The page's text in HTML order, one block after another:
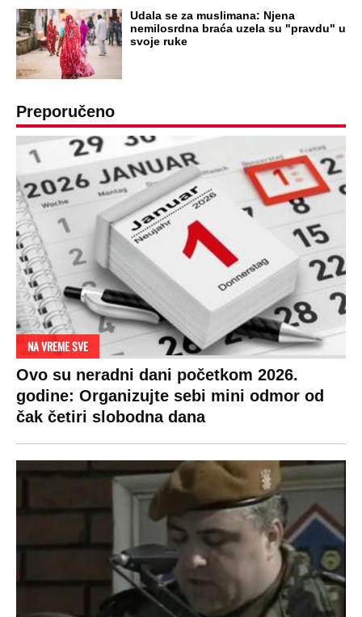
Udala se za muslimana: Njena
nemilosrdna braća uzela su "pravdu" u
svoje ruke
Preporučeno
NA VREME SVE
Ovo su neradni dani početkom 2026.
godine: Organizujte sebi mini odmor od
čak četiri slobodna dana